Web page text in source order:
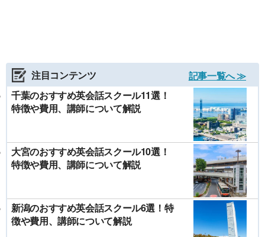
注目コンテンツ
記事一覧へ ≫
千葉のおすすめ英会話スクール11選！
特徴や費用、講師について解説
大宮のおすすめ英会話スクール10選！
特徴や費用、講師について解説
新潟のおすすめ英会話スクール6選！特
徴や費用、講師について解説